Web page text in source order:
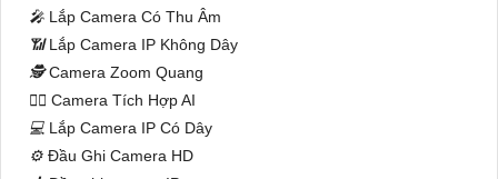
️🎤️ Lắp Camera Có Thu Âm
📶Lắp Camera IP Không Dây
🕵️Camera Zoom Quang
🧛‍♀️ Camera Tích Hợp AI
💻 Lắp Camera IP Có Dây
⚙️ Đầu Ghi Camera HD